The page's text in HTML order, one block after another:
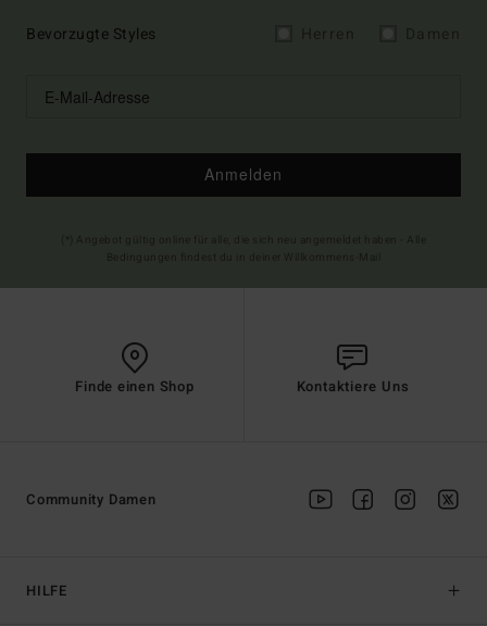
Bevorzugte Styles
Anmelden
Finde einen Shop Kontaktiere Uns
HILFE
Community Damen